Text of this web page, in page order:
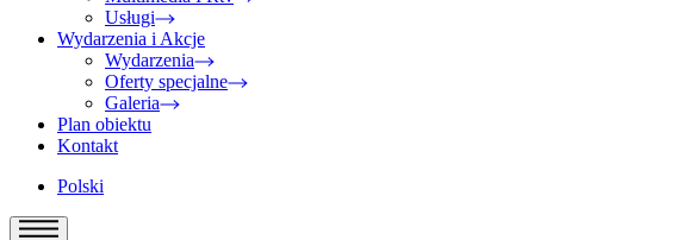
Usługi
Wydarzenia i Akcje
Wydarzenia
Oferty specjalne
Galeria
Plan obiektu
Kontakt
Polski